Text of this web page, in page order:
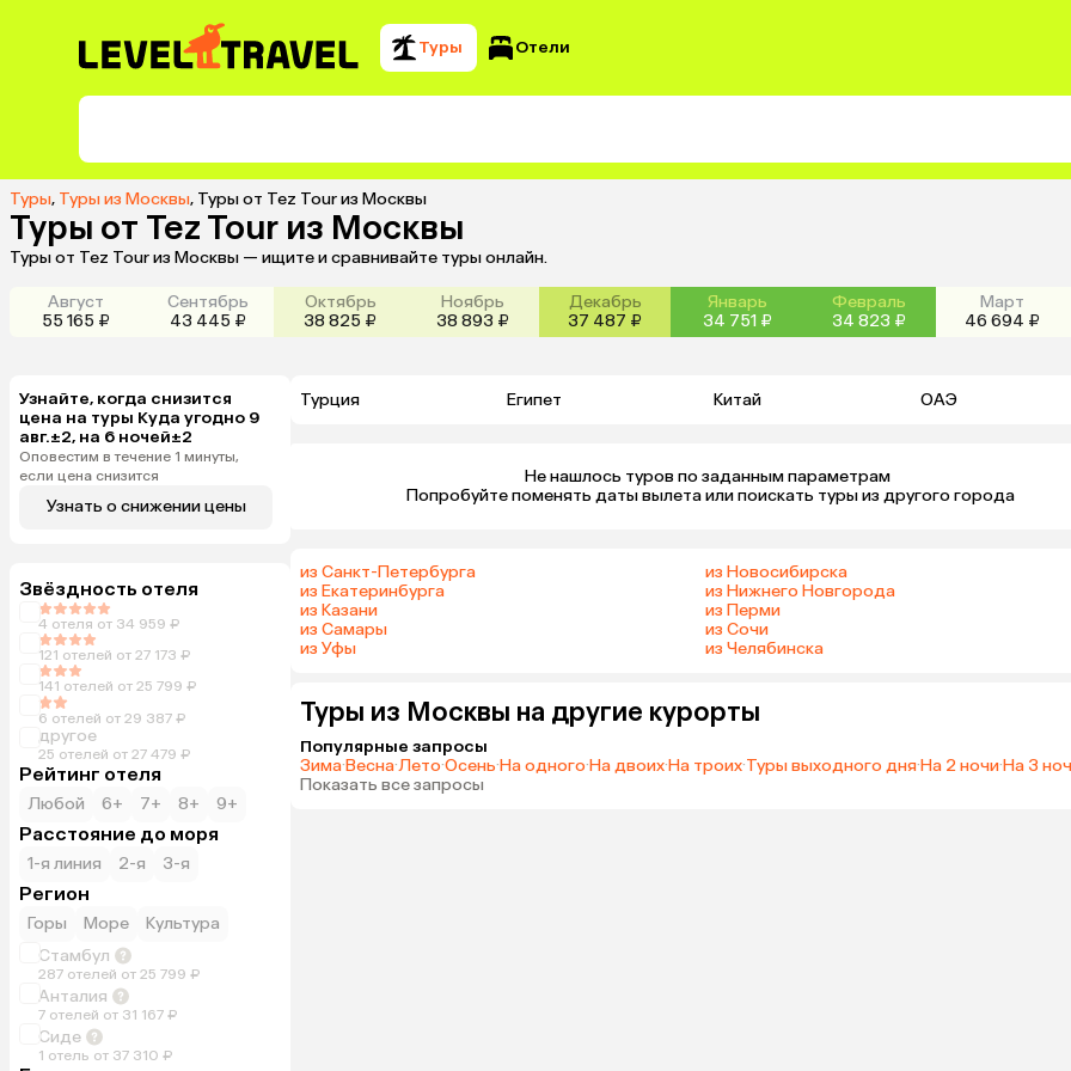
Туры Отели
Туры, Туры из Москвы, Туры от Tez Tour из Москвы
Туры от Tez Tour из Москвы
Туры от Tez Tour из Москвы — ищите и сравнивайте туры онлайн.
Август
55 165 ₽
Сентябрь
43 445 ₽
Октябрь
38 825 ₽
Ноябрь
38 893 ₽
Декабрь
37 487 ₽
Январь
34 751 ₽
Февраль
34 823 ₽
Март
46 694 ₽
Узнайте, когда снизится
цена на туры Куда угодно 9
авг.±2, на 6 ночей±2
Оповестим в течение 1 минуты,
если цена снизится
Узнать о снижении цены
Звёздность отеля
4 отеля от 34 959 ₽
121 отелей от 27 173 ₽
141 отелей от 25 799 ₽
6 отелей от 29 387 ₽
другое
25 отелей от 27 479 ₽
Рейтинг отеля
Любой 6+ 7+ 8+ 9+
Расстояние до моря
1-я линия 2-я 3-я
Регион
Горы Море
Культура
Стамбул
287 отелей от 25 799 ₽
Анталия
7 отелей от 31 167 ₽
Сиде
1 отель от 37 310 ₽
Турция Египет Китай ОАЭ
Не нашлось туров по заданным параметрам
Попробуйте поменять даты вылета или поискать туры из другого города
из Санкт-Петербурга
из Екатеринбурга
из Казани
из Самары
из Уфы
из Новосибирска
из Нижнего Новгорода
из Перми
из Сочи
из Челябинска
Туры из Москвы на другие курорты
Популярные запросы
Зима·Весна·Лето·Осень·На одного·На двоих·На троих·Туры выходного дня·На 2 ночи·На 3
Показать все запросы